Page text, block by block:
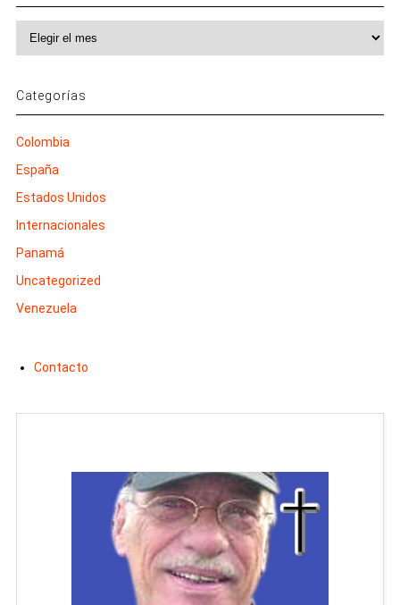
Categorías
Colombia
España
Estados Unidos
Internacionales
Panamá
Uncategorized
Venezuela
Contacto